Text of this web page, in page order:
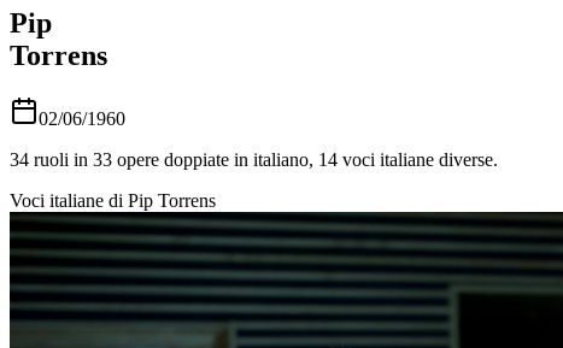
Pip
Torrens
02/06/1960
34 ruoli in 33 opere doppiate in italiano, 14 voci italiane diverse.
Voci italiane di Pip Torrens